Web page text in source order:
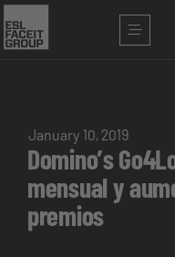
January 10, 2019
Domino’s
mensual y
premios